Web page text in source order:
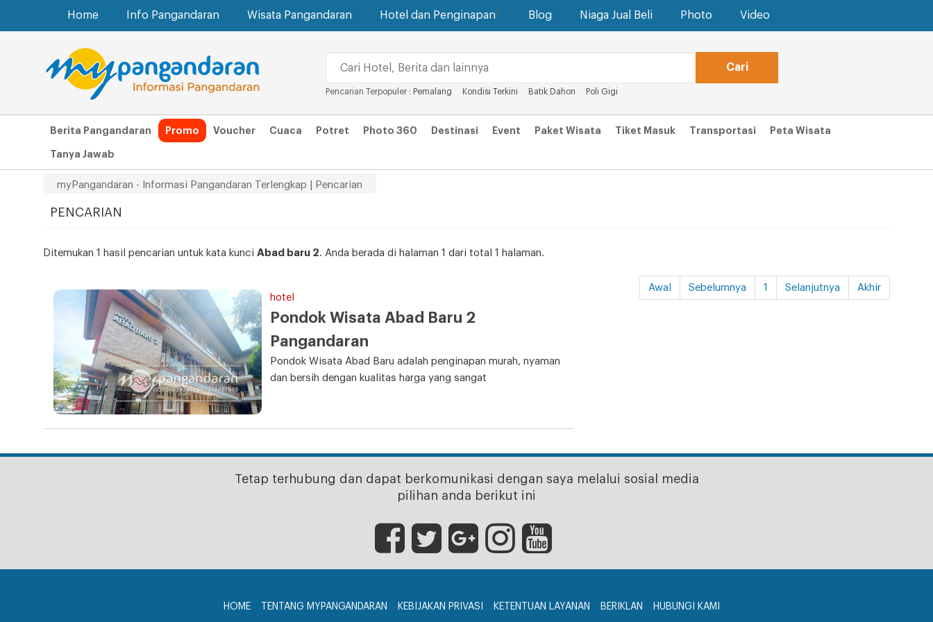
Home Info Pangandaran Wisata Pangandaran Hotel dan Penginapan Blog Niaga Jual Beli Photo Video
Pencarian Terpopuler : Pemalang Kondisi Terkini Batik Dahon Poli Gigi
Berita Pangandaran Promo Voucher Cuaca Potret Photo 360 Destinasi Event Paket Wisata Tiket Masuk Transportasi Peta Wisata
Tanya Jawab
myPangandaran - Informasi Pangandaran Terlengkap | Pencarian
PENCARIAN
Ditemukan 1 hasil pencarian untuk kata kunci Abad baru 2. Anda berada di halaman 1 dari total 1 halaman.
hotel
Pondok Wisata Abad Baru 2
Pangandaran
Pondok Wisata Abad Baru adalah penginapan murah, nyaman
dan bersih dengan kualitas harga yang sangat
Awal Sebelumnya 1 Selanjutnya Akhir
Tetap terhubung dan dapat berkomunikasi dengan saya melalui sosial media
pilihan anda berikut ini
HOME TENTANG MYPANGANDARAN KEBIJAKAN PRIVASI KETENTUAN LAYANAN BERIKLAN HUBUNGI KAMI